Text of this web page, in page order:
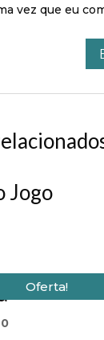
vez que eu
Jogo
Oferta!
Current